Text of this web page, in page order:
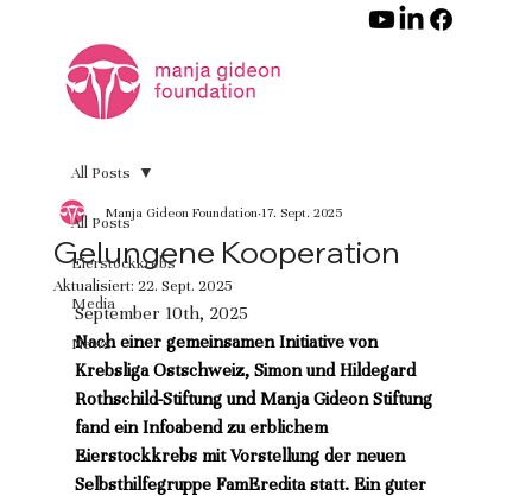
All Posts
Eierstockkrebs
Media
News
All Posts
Gelungene Kooperation
Manja Gideon Foundation 17. Sept. 2025
Aktualisiert: 22. Sept. 2025
September 10th, 2025
Nach einer gemeinsamen Initiative von
Krebsliga Ostschweiz, Simon und Hildegard
Rothschild-Stiftung und Manja Gideon Stiftung
fand ein Infoabend zu erblichem
Eierstockkrebs mit Vorstellung der neuen
Selbsthilfegruppe FamEredita statt. Ein guter